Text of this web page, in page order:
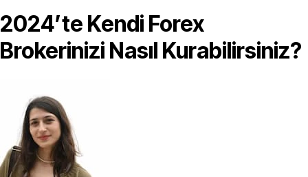
2024’te Kendi Forex
Brokerinizi Nasıl Kurabilirsiniz?